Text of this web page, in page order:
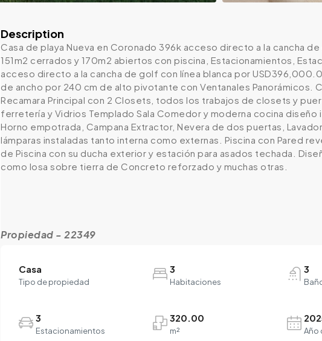
Description
Casa de playa Nueva en Coronado 396k acceso directo a la cancha
151m2 cerrados y 170m2 abiertos con piscina, Estacionamientos,
acceso directo a la cancha de golf con línea blanca por
de ancho por 240 cm de alto pivotante con Ventanales Panorámicos.
Recamara Principal con 2 Closets, todos los trabajos de closets y
ferretería y Vidrios Templado Sala Comedor y moderna cocina
Horno empotrada, Campana Extractor, Nevera de dos puertas,
lámparas instaladas tanto interna como externas. Piscina con Pared
de Piscina con su ducha exterior y estación para asados techada.
como losa sobre tierra de Concreto reforzado y muchas otras.
Propiedad - 22349
Casa
Tipo de propiedad
3
Habitaciones
3
3
Estacionamientos
320.00
m² Año